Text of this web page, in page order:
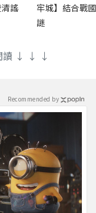
謠
牢城】結合戰
謎
讀 ↓ ↓ ↓
Recommended by